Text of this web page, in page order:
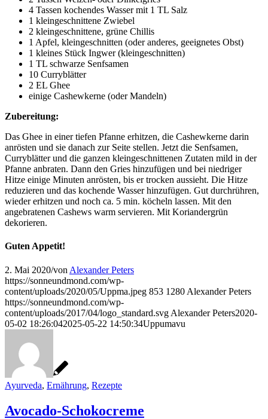
4 Tassen kochendes Wasser mit 1 TL Salz
1 kleingeschnittene Zwiebel
2 kleingeschnittene, grüne Chillis
1 Apfel, kleingeschnitten (oder anderes, geeignetes Obst)
1 kleines Stück Ingwer (kleingeschnitten)
1 TL schwarze Senfsamen
10 Curryblätter
2 EL Ghee
einige Cashewkerne (oder Mandeln)
Zubereitung:
Das Ghee in einer tiefen Pfanne erhitzen, die Cashewkerne darin
anrösten und sie danach zur Seite stellen. Jetzt die Senfsamen,
Curryblätter und die ganzen kleingeschnittenen Zutaten mild in der
Pfanne anbraten. Dann den Gries hinzufügen und bei niedriger
Hitze einige Minuten anrösten, bis er trocken aussieht. Die Hitze
reduzieren und das kochende Wasser hinzufügen. Gut durchrühren,
wieder erhitzen und noch ca. 5 min. köcheln lassen. Mit den
angebratenen Cashews warm servieren. Mit Koriandergrün
dekorieren.
Guten Appetit!
2. Mai 2020/von Alexander Peters
https://sonneundmond.com/wp-
content/uploads/2020/05/Uppma.jpeg 853 1280 Alexander Peters
https://sonneundmond.com/wp-
content/uploads/2017/04/logo_standard.svg Alexander Peters2020-
05-02 18:26:042025-05-22 14:50:34Uppumavu
Ayurveda, Ernährung, Rezepte
Avocado-Schokocreme